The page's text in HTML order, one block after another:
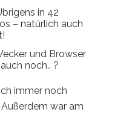
in 42
– natürlich auch
und Browser
noch.. ?
immer noch
war am